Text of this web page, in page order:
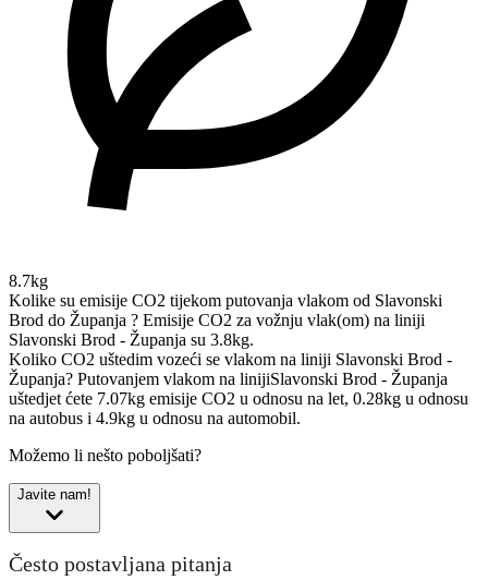
8.7kg
Kolike su emisije CO2 tijekom putovanja vlakom od Slavonski
Brod do Županja ? Emisije CO2 za vožnju vlak(om) na liniji
Slavonski Brod - Županja su 3.8kg.
Koliko CO2 uštedim vozeći se vlakom na liniji Slavonski Brod -
Županja? Putovanjem vlakom na linijiSlavonski Brod - Županja
uštedjet ćete 7.07kg emisije CO2 u odnosu na let, 0.28kg u odnosu
na autobus i 4.9kg u odnosu na automobil.
Možemo li nešto poboljšati?
Javite nam!
Često postavljana pitanja